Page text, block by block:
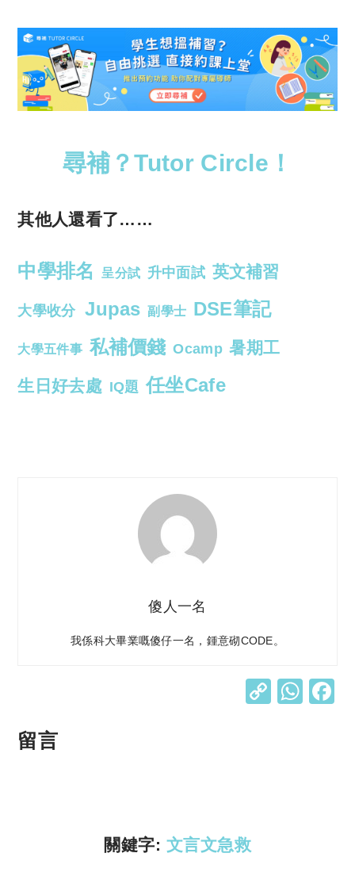
尋補？Tutor Circle！
其他人還看了……
中學排名 呈分試 升中面試 英文補習
大學收分 Jupas 副學士 DSE筆記
大學五件事 私補價錢 Ocamp 暑期工
生日好去處 IQ題 任坐Cafe
傻人一名
我係科大畢業嘅傻仔一名，鍾意砌CODE。
C W
留言
關鍵字: 文言文急救